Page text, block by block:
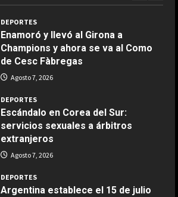
COCINA
Ensalada de espinacas deliciosa
Maggio 28, 2026
COCINA
Boquerones fritos en freidora de
aire
DEPORTES
Enamoró y llevó al Girona a
Champions y ahora se va al Como
de Cesc Fàbregas
Agosto 7, 2026
DEPORTES
Escándalo en Corea del Sur:
servicios sexuales a árbitros
extranjeros
Agosto 7, 2026
DEPORTES
Argentina establece el 15 de julio